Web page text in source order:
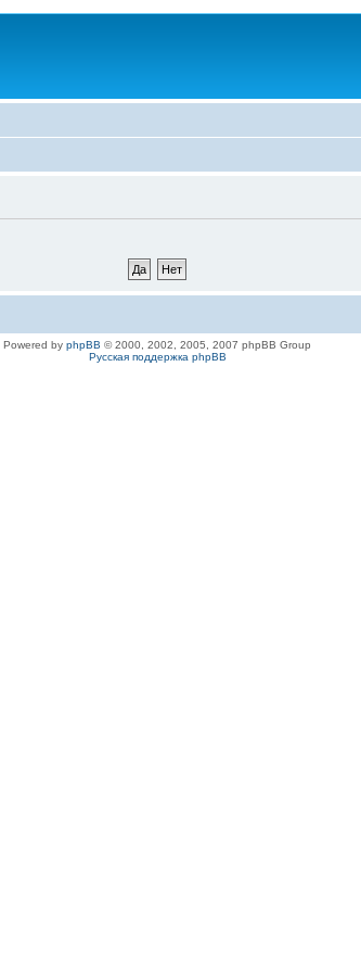
Powered by phpBB © 2000, 2002, 2005, 2007 phpBB Group
Русская поддержка phpBB